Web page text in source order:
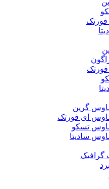
فورتک
گرین
ای فورتک
تسکو
سادیتا
گرافیک